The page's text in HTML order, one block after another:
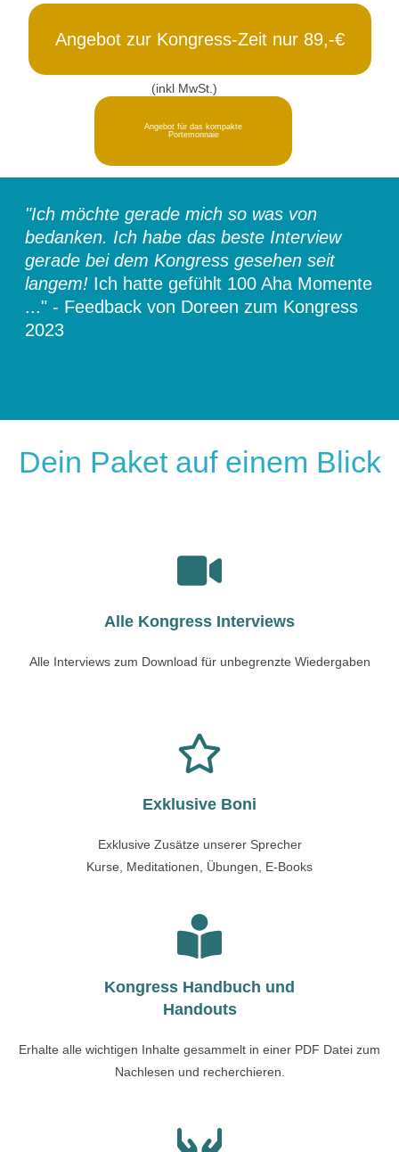
Angebot zur Kongress-Zeit nur 89,-€
(inkl MwSt.)
Angebot für das kompakte
Portemonnaie
"Ich möchte gerade mich so was von
bedanken. Ich habe das beste Interview
gerade bei dem Kongress gesehen seit
langem! Ich hatte gefühlt 100 Aha Momente
..." - Feedback von Doreen zum Kongress
2023
Dein Paket auf einem Blick
Alle Kongress Interviews
Alle Interviews zum Download für unbegrenzte Wiedergaben
Exklusive Boni
Exklusive Zusätze unserer Sprecher
Kurse, Meditationen, Übungen, E-Books
Kongress Handbuch und
Handouts
Erhalte alle wichtigen Inhalte gesammelt in einer PDF Datei zum
Nachlesen und recherchieren.